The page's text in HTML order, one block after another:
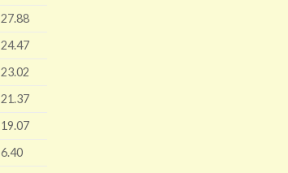
27.88
24.47
23.02
21.37
19.07
6.40